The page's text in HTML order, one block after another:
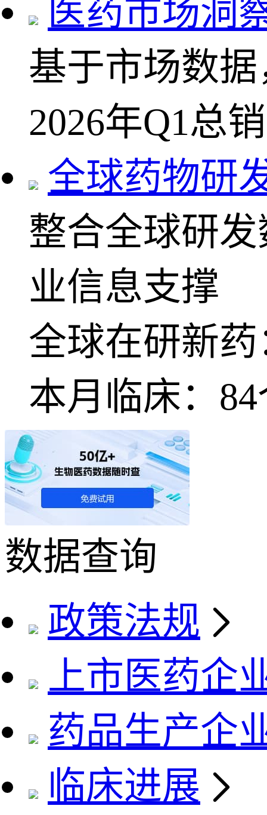
医药市场洞
基于市场数
2026年Q1总
全球药物研
整合全球研
业信息支撑
全球在研新药
本月临床： 84
数据查询
政策法规
上市医药企
药品生产企
临床进展